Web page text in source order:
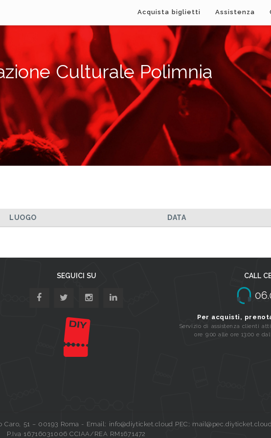
Acquista biglietti Assistenza
Culturale Polimnia
LUOGO DATA
SEGUICI SU CALL
Per acquisti,
Servizio di assistenza clienti
ore 9:00 alle ore 13:00 e
Caro, 51 – 00193 Roma - Email: info@diyticket.cloud PEC: mail@pec.diyticket.cloud
P.Iva 16716031006 CCIAA/REA RM1671472